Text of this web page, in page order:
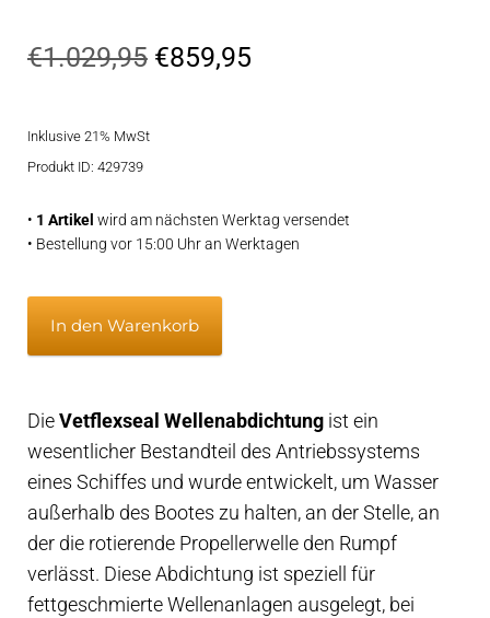
€1.029,95 Ursprünglicher
€859,95Aktueller
Inklusive 21% MwSt
Produkt ID: 429739
• 1 Artikel wird am nächsten Werktag versendet
• Bestellung vor 15:00 Uhr an Werktagen
mm
Welle,
75
mm
Hülse
Menge
In den Warenkorb
Die Vetflexseal Wellenabdichtungist ein
wesentlicher Bestandteil des Antriebssystems
eines Schiffes und wurde entwickelt, um Wasser
außerhalb des Bootes zu halten, an der Stelle, an
der die rotierende Propellerwelle den Rumpf
verlässt. Diese Abdichtung ist speziell für
fettgeschmierte Wellenanlagen ausgelegt, bei